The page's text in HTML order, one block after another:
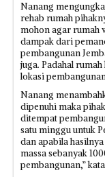
Nanang
rehab rumah
mohon agar rumah
dampak dari
pembangunan
juga. Padahal
lokasi
Nanang
dipenuhi maka
ditempat
satu minggu untuk
dan apabila
massa sebanyak
pembangunan,”